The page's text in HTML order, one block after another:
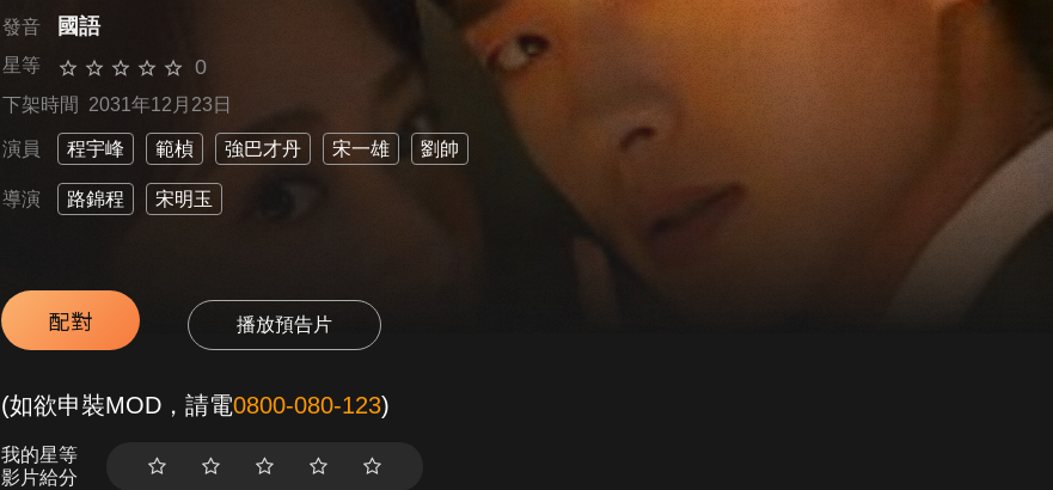
發音 國語
星等 0
下架時間 2031年12月23日
演員 程宇峰 範楨 強巴才丹 宋一雄 劉帥
導演 路錦程 宋明玉
配對 播放預告片
(如欲申裝MOD，請電0800-080-123)
我的星等
影片給分